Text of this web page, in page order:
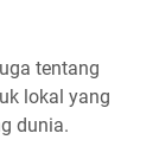
tentang
lokal yang
dunia.